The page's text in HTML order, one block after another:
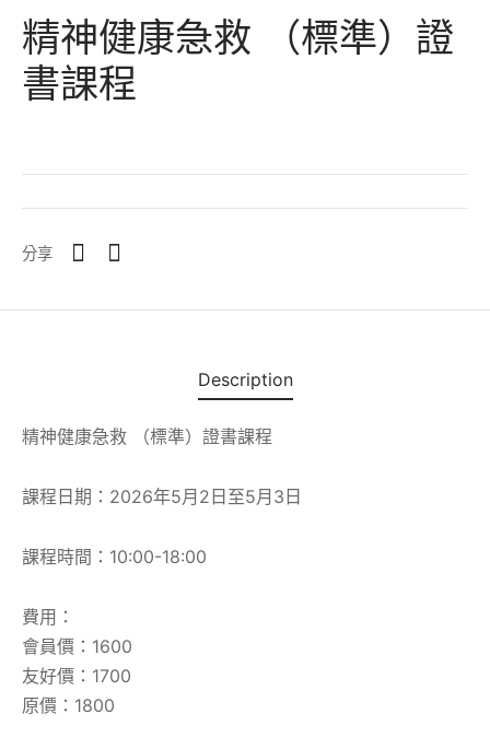
精神健康急救 （標準）證
書課程
分享
Description
精神健康急救 （標準）證書課程
課程日期：2026年5月2日至5月3日
課程時間：10:00-18:00
費用：
會員價：1600
友好價：1700
原價：1800
生類